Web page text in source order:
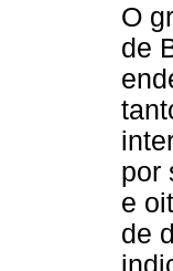
O
de
por
e
de